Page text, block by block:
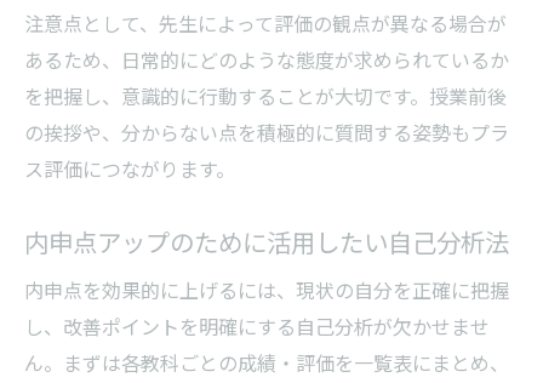
注意点として、先生によって評価の観点が異なる場合が
あるため、日常的にどのような態度が求められているか
を把握し、意識的に行動することが大切です。授業前後
の挨拶や、分からない点を積極的に質問する姿勢もプラ
ス評価につながります。
内申点アップのために活用したい自己分析法
内申点を効果的に上げるには、現状の自分を正確に把握
し、改善ポイントを明確にする自己分析が欠かせませ
ん。まずは各教科ごとの成績・評価を一覧表にまとめ、